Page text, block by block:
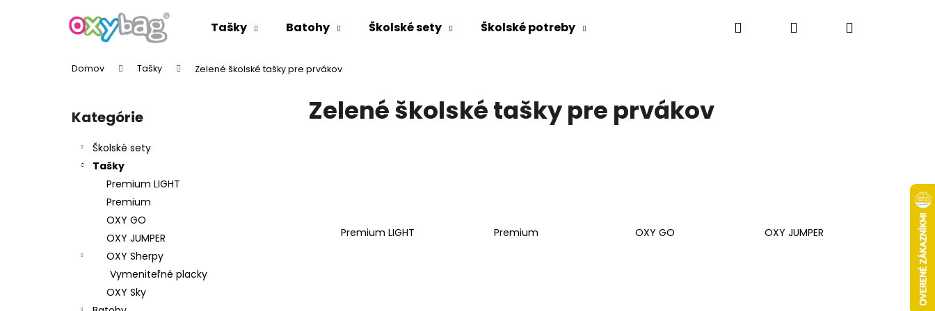
Tašky Batohy Školské sety Školské potreby Hľadať PrihlásenieNákupný
Domov Tašky Zelené školské tašky pre prvákov
Preskočiť
kategórie
Kategórie
Školské sety
Tašky
Premium LIGHT
Premium
OXY GO
OXY JUMPER
OXY Sherpy
Vymeniteľné placky
OXY Sky
Zelené školské tašky pre prvákov
Premium LIGHT Premium OXY GO OXY JUMPER
Späť
obchodu
Späť
obchodu
Čo potrebujete nájsť?
HĽADAŤ